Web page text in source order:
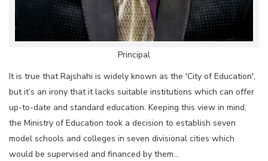
Principal
It is true that Rajshahi is widely known as the 'City of Education',
but it’s an irony that it lacks suitable institutions which can offer
up-to-date and standard education. Keeping this view in mind,
the Ministry of Education took a decision to establish seven
model schools and colleges in seven divisional cities which
would be supervised and financed by them...